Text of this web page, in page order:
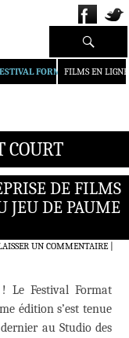
FORMAT COURT
FILMS EN LIGNE
Recherche
COURT
DE FILMS
JEU DE PAUME
UN COMMENTAIRE|
Le Festival Format
édition s’est tenue
au Studio des